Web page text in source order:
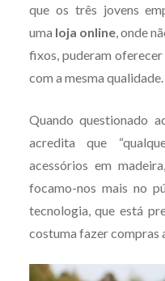
que os três jovens
uma loja online, onde
fixos, puderam
com a mesma qualidade.
Quando questionado
acredita que
acessórios em
focamo-nos mais no
tecnologia, que está
costuma fazer compras